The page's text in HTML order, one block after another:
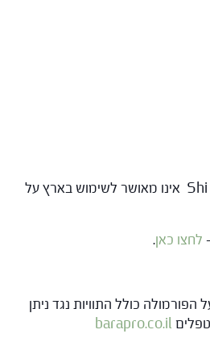
: הצמח Shi Chang Pu אינו מאושר לשימוש בארץ על
לחצו כאן.
הפורמולה כולל התוויות נגד ניתן
barapro.co.il